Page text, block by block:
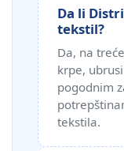
Da li
tekstil?
Da, na
krpe,
pogodnim
tekstila.